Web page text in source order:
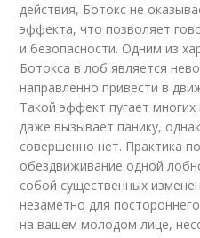
действия, Ботокс не
эффекта, что позволяет
и безопасности. Одним из
Ботокса в лоб является
направленно привести в
Такой эффект пугает
даже вызывает панику,
совершенно нет. Практика
обездвиживание одной
собой существенных
незаметно для
на вашем молодом лице,